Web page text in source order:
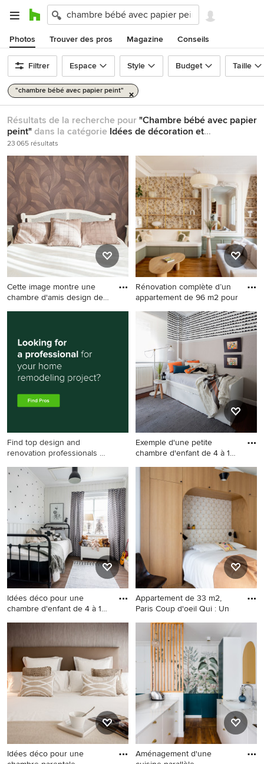
Photos Trouver des pros Magazine Conseils
Filtrer Espace Style Budget Taille
"chambre bébé avec papier peint"
Résultats de la recherche pour "Chambre bébé avec papier
peint" dans la catégorie Idées de décoration et
d'architecture
23 065 résultats
Cette image montre une
chambre d'amis design de
Cette image montre une
taille moyenne avec un mur
marron.
Rénovation complète d’un
appartement de 96 m2 pour
Cette photo montre un grand
salon chic ouvert avec une
bibliothèque ou un coin
lecture, un mur blanc, un
téléviseur dissimulé et du
papier peint.
Find top design and
renovation professionals on
Exemple d'une petite
chambre d'enfant de 4 à 10
Exemple d'une petite
chambre d'enfant de 4 à 10
ans chic avec un mur blanc,
un sol en bois brun et un sol
Idées déco pour une
chambre d'enfant de 4 à 10
Idées déco pour une
chambre d'enfant de 4 à 10
ans scandinave de taille
moyenne avec un mur blanc
et parquet foncé.
Appartement de 33 m2,
Paris Coup d'oeil Qui : Un
Cette image montre une
chambre design.
Idées déco pour une
Aménagement d'une